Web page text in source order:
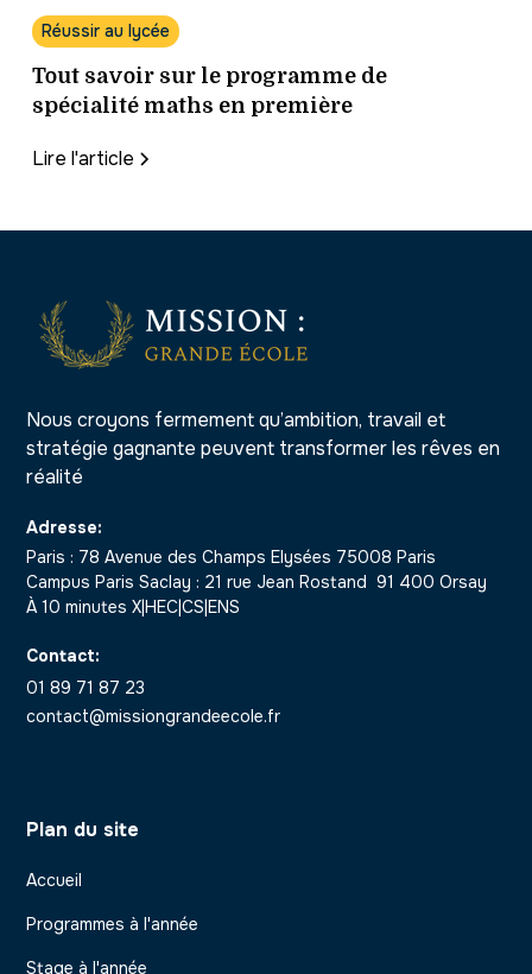
Réussir au lycée
Tout savoir sur le programme de
spécialité maths en première
Lire l'article
Nous croyons fermement qu’ambition, travail et
stratégie gagnante peuvent transformer les rêves en
réalité
Adresse:
Paris : 78 Avenue des Champs Elysées 75008 Paris
Campus Paris Saclay : 21 rue Jean Rostand 91 400 Orsay
À 10 minutes X|HEC|CS|ENS
Contact:
01 89 71 87 23
contact@missiongrandeecole.fr
Plan du site
Accueil
Programmes à l'année
Stage à l'année